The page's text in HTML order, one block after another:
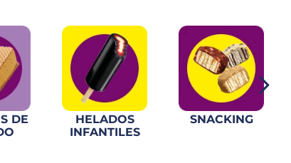
DE
HELADOS
INFANTILES
SNACKING